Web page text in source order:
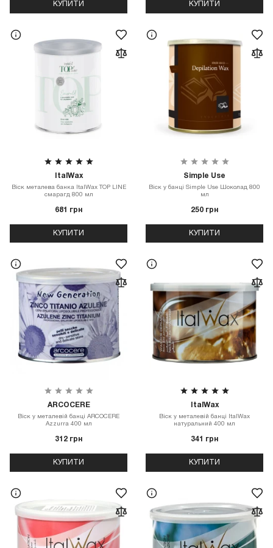
КУПИТИ КУПИТИ
ItalWax
Віск металева банка ItalWax TOP LINE
смарагд 800 мл
681 грн
КУПИТИ
Simple Use
Віск у банці Simple Use Шоколад 800
мл
250 грн
КУПИТИ
ARCOCERE
Віск у металевій банці ARCOCERE
Azzurra 400 мл
312 грн
КУПИТИ
ItalWax
Віск у металевій банці ItalWax
натуральний 400 мл
341 грн
КУПИТИ